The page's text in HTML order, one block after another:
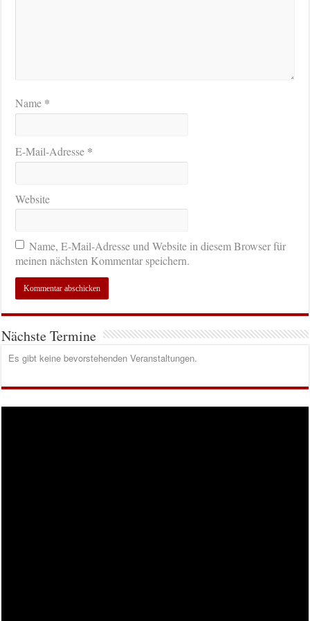
Name *
E-Mail-Adresse *
Website
Name, E-Mail-Adresse und Website in diesem Browser für
meinen nächsten Kommentar speichern.
Nächste Termine
Es gibt keine bevorstehenden Veranstaltungen.